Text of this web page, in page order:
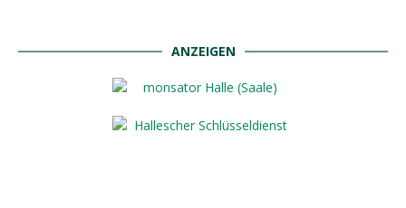
ANZEIGEN